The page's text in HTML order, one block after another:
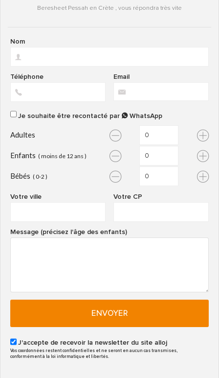
Beresheet Pessah en Crète , vous répondra très vite
Nom
Email
Téléphone
Je souhaite être recontacté par WhatsApp
Adultes
Enfants ( moins de 12 ans )
Bébés ( 0-2 )
Votre CP
Votre ville
Message (précisez l'âge des enfants)
ENVOYER
J'accepte de recevoir la newsletter du site alloj
Vos coordonnées restent confidentielles et ne seront en aucun cas transmises,
conformément à la loi informatique et libertés.